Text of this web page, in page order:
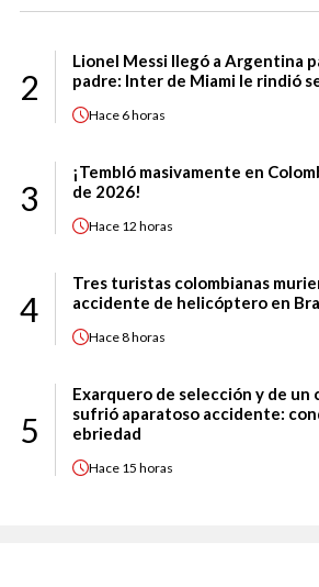
2
Lionel Messi llegó a Argentina
padre: Inter de Miami le rindió
Hace 6 horas
3
¡Tembló masivamente en
de 2026!
Hace 12 horas
4
Tres turistas colombianas
accidente de helicóptero en
Hace8 horas
5
Exarquero de selección y de un
sufrió aparatoso accidente:
ebriedad
Hace 15 horas